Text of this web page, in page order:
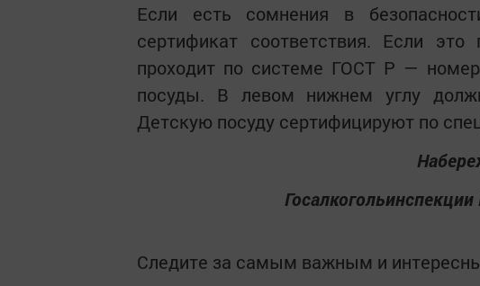
Если есть сомнения в
сертификат соответствия. Если
проходит по системе ГОСТ Р —
посуды. В левом нижнем углу
Детскую посуду сертифицируют по
Следите за самым важным и